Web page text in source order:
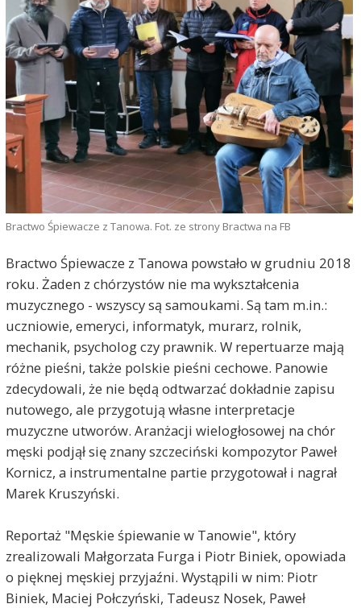
Bractwo Śpiewacze z Tanowa. Fot. ze strony Bractwa na FB
Bractwo Śpiewacze z Tanowa powstało w grudniu 2018
roku. Żaden z chórzystów nie ma wykształcenia
muzycznego - wszyscy są samoukami. Są tam m.in.:
uczniowie, emeryci, informatyk, murarz, rolnik,
mechanik, psycholog czy prawnik. W repertuarze mają
różne pieśni, także polskie pieśni cechowe. Panowie
zdecydowali, że nie będą odtwarzać dokładnie zapisu
nutowego, ale przygotują własne interpretacje
muzyczne utworów. Aranżacji wielogłosowej na chór
męski podjął się znany szczeciński kompozytor Paweł
Kornicz, a instrumentalne partie przygotował i nagrał
Marek Kruszyński.
Reportaż "Męskie śpiewanie w Tanowie", który
zrealizowali Małgorzata Furga i Piotr Biniek, opowiada
o pięknej męskiej przyjaźni. Wystąpili w nim: Piotr
Biniek, Maciej Połczyński, Tadeusz Nosek, Paweł